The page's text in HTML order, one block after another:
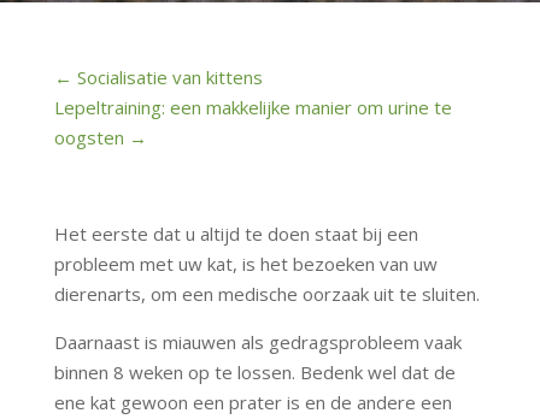
← Socialisatie van kittens
Lepeltraining: een makkelijke manier om urine te
oogsten →
Het eerste dat u altijd te doen staat bij een
probleem met uw kat, is het bezoeken van uw
dierenarts, om een medische oorzaak uit te sluiten.
Daarnaast is miauwen als gedragsprobleem vaak
binnen 8 weken op te lossen. Bedenk wel dat de
ene kat gewoon een prater is en de andere een